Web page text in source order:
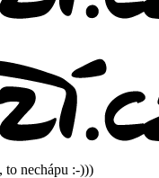
to nechápu :-)))